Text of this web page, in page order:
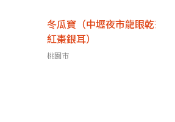
冬瓜寶（中壢夜市龍眼乾茶
紅棗銀耳）
桃園市